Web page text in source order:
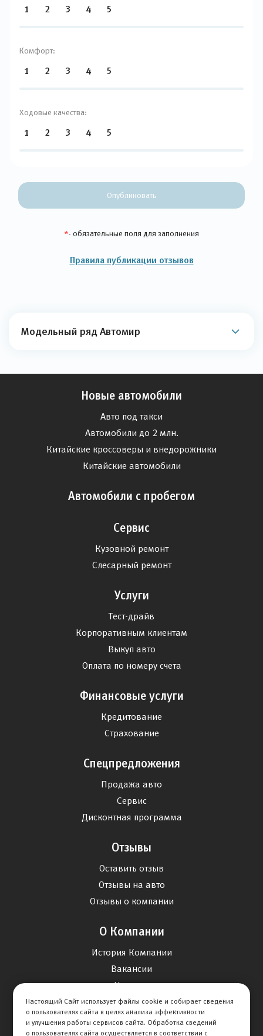
1 2 3 4 5
Комфорт:
1 2 3 4 5
Ходовые качества:
1 2 3 4 5
Опубликовать
*- обязательные поля для заполнения
Правила публикации отзывов
Модельный ряд Автомир
Новые автомобили
Авто под такси
Автомобили до 2 млн.
Китайские кроссоверы и внедорожники
Китайские автомобили
Автомобили с пробегом
Сервис
Кузовной ремонт
Слесарный ремонт
Услуги
Тест-драйв
Корпоративным клиентам
Выкуп авто
Оплата по номеру счета
Финансовые услуги
Кредитование
Страхование
Спецпредложения
Продажа авто
Сервис
Дисконтная программа
Отзывы
Оставить отзыв
Отзывы на авто
Отзывы о компании
О Компании
История Компании
Вакансии
Новости
Карта сайта
Настоящий Сайт использует файлы cookie и собирает сведения
о пользователях сайта в целях анализа эффективности
и улучшения работы сервисов сайта. Обработка сведений
о пользователях сайта осуществляется в соответствии с